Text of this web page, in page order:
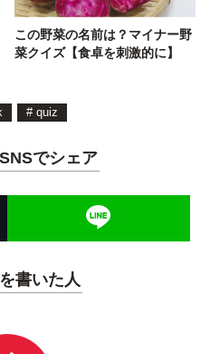
この野菜の名前は？マイナー野
菜クイズ【食卓を刺激的に】
# quiz
でシェア
書いた人